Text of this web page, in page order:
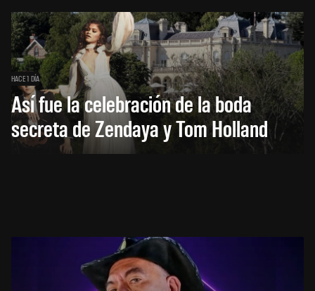
HACE 1 DÍA
Así fue la celebración de la boda
secreta de Zendaya y Tom Holland